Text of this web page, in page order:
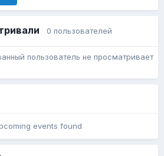
0 пользователей
пользователь не просматривает
events found